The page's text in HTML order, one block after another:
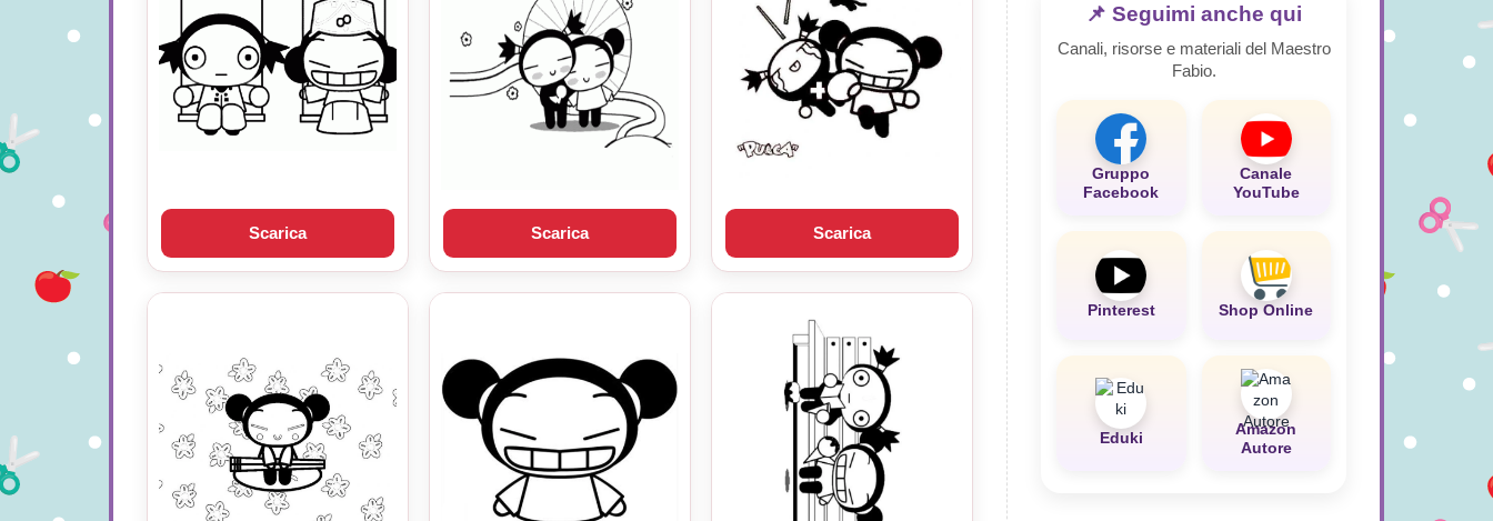
Scarica Scarica Scarica
📌 Seguimi anche qui
Canali, risorse e materiali del Maestro
Fabio.
Gruppo
Facebook
Canale
YouTube
Pinterest Shop Online
Eduki
Amazon
Autore